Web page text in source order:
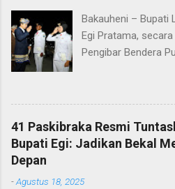
Bakauheni – Bupati
Egi Pratama,
Pengibar Bendera
Pelepasan
bendera di
Minggu malam (17/
anggota Paskibraka
mengibarkan Sang
Indonesia di
41 Paskibraka Resmi
Bupati Egi: Jadikan Bekal
Depan
-Agustus 18, 2025